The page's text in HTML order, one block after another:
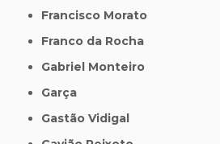
Francisco Morato
Franco da Rocha
Gabriel Monteiro
Garça
Gastão Vidigal